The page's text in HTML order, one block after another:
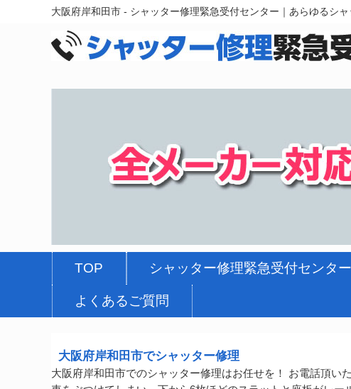
大阪府岸和田市 - シャッター修理緊急受付センター｜あらゆるシ
TOP シャッター修理緊急受付センタ
よくあるご質問
大阪府岸和田市でシャッター修理
大阪府岸和田市でのシャッター修理はお任せを！ お電話頂い